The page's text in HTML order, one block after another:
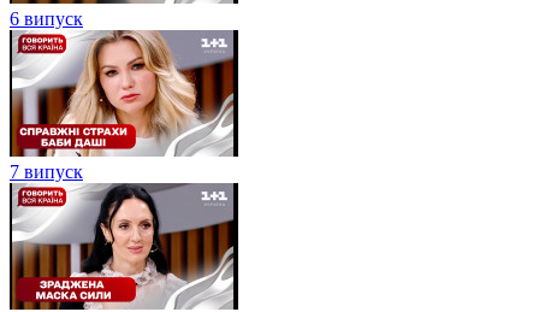
6 випуск
7 випуск